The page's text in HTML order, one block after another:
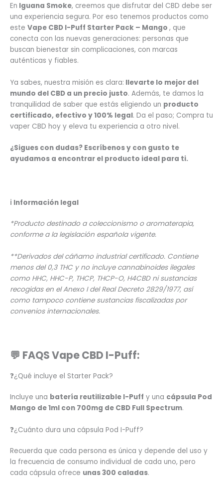
En Iguana Smoke, creemos que disfrutar del CBD debe ser
una experiencia segura. Por eso tenemos productos como
este Vape CBD I-Puff Starter Pack – Mango , que
conecta con las nuevas generaciones: personas que
buscan bienestar sin complicaciones, con marcas
auténticas y fiables.
Ya sabes, nuestra misión es clara: llevarte lo mejor del
mundo del CBD a un precio justo. Además, te damos la
tranquilidad de saber que estás eligiendo un producto
certificado, efectivo y 100% legal. Da el paso; Compra tu
vaper CBD hoy y eleva tu experiencia a otro nivel.
¿Sigues con dudas? Escríbenos y con gusto te
ayudamos a encontrar el producto ideal para ti.
ℹ️ Información legal
*Producto destinado a coleccionismo o aromaterapia,
conforme a la legislación española vigente.
**Derivados del cáñamo industrial certificado. Contiene
menos del 0,3 THC y no incluye cannabinoides ilegales
como HHC, HHC-P, THCP, THCP-O, H4CBD ni sustancias
recogidas en el Anexo I del Real Decreto 2829/1977, así
como tampoco contiene sustancias fiscalizadas por
convenios internacionales.
💬 FAQS Vape CBD I-Puff:
❓¿Qué incluye el Starter Pack?
Incluye una batería reutilizable I-Puff y una cápsula Pod
Mango de 1ml con 700mg de CBD Full Spectrum.
❓¿Cuánto dura una cápsula Pod I-Puff?
Recuerda que cada persona es única y depende del uso y
la frecuencia de consumo individual de cada uno, pero
cada cápsula ofrece unas 300 caladas.